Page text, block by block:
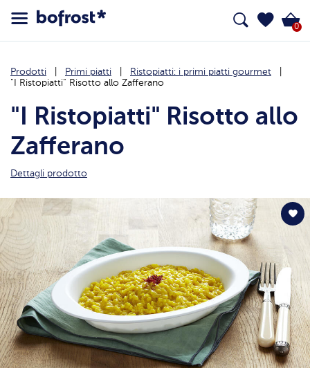
0
Prodotti Primi piatti
Ristopiatti: i primi piatti gourmet
"I Ristopiatti" Risotto allo Zafferano
"I Ristopiatti" Risotto allo
Zafferano
Dettagli prodotto